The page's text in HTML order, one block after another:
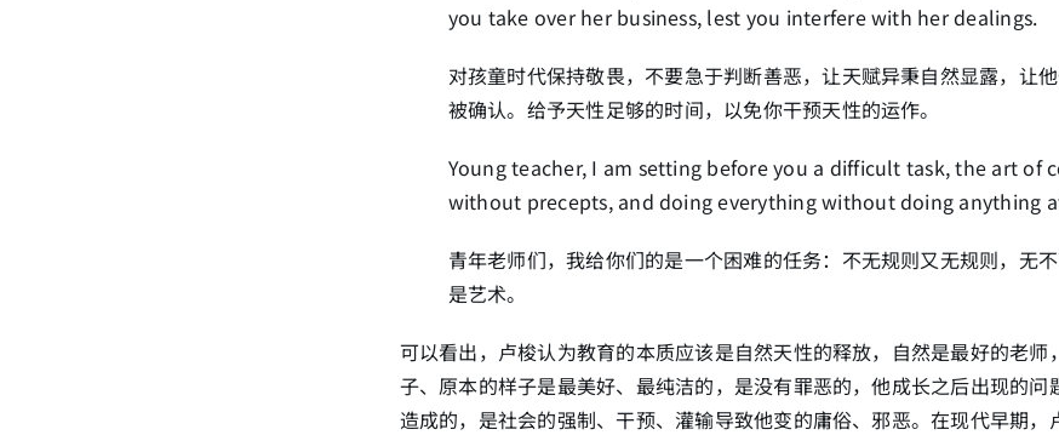
you take over her business, lest you interfere with her dealings.
对孩童时代保持敬畏，不要急于判断善恶，让天赋异秉自然显露，让他
被确认。给予天性足够的时间，以免你干预天性的运作。
Young teacher, I am setting before you a difficult task, the art of
without precepts, and doing everything without doing anything
青年老师们，我给你们的是一个困难的任务：不无规则又无规则，无
是艺术。
可以看出，卢梭认为教育的本质应该是自然天性的释放，自然是最好的老师
子、原本的样子是最美好、最纯洁的，是没有罪恶的，他成长之后出现的问
造成的，是社会的强制、干预、灌输导致他变的庸俗、邪恶。在现代早期，